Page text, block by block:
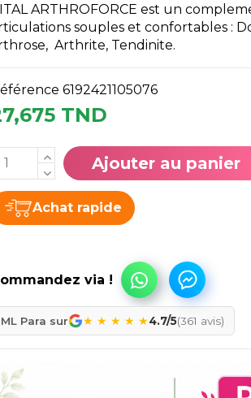
ARTHROFORCE est un
souples et confortables :
Arthrite, Tendinite.
6192421105076
TND
Ajouter au panier
Achat rapide
ML Para sur ★ ★ ★ ★ ★4.7/5(361 avis)